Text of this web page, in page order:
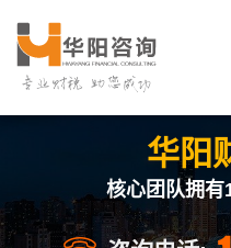
华阳
核心团队拥有